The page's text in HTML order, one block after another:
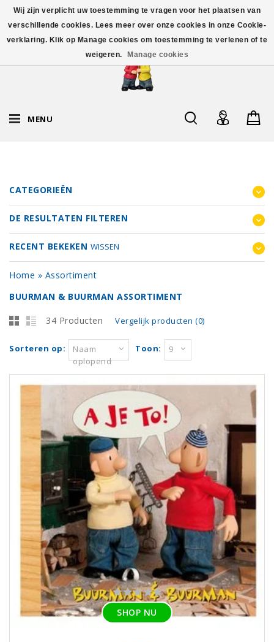
MENU
CATEGORIEËN
DE RESULTATEN FILTEREN
RECENT BEKEKEN WISSEN
Home » Assortiment
BUURMAN & BUURMAN ASSORTIMENT
34 Producten Vergelijk producten (0)
Sorteren op:
Naam
oplopend
Toon: 9
SHOP NU
Wij zijn verplicht uw toestemming te vragen voor het plaatsen van
verschillende cookies. Lees meer over onze cookies in onze Cookie-
verklaring. Klik op Manage cookies om toestemming te verlenen of te
weigeren.
Manage cookies